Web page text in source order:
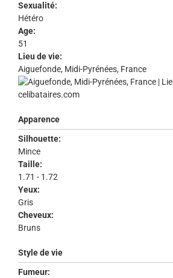
Sexualité:
Hétéro
Age:
51
Lieu de vie:
Aiguefonde, Midi-Pyrénées, France
Apparence
Silhouette:
Mince
Taille:
1.71 - 1.72
Yeux:
Gris
Cheveux:
Bruns
Style de vie
Fumeur: